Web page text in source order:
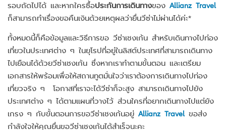
รอบถัดไปได้ และหากใครซื้อประกันการเดินทางของ Allianz Travel
ก็สามารถทำเรื่องขอคืนเงินด้วยเหตุผลว่ายื่นวีซ่าไม่ผ่านได้ค่ะ*
ทั้งหมดนี้ก็คือข้อมูลและวิธีการขอ วีซ่าเชงเก้น สำหรับเดินทางไปท่อง
เที่ยวในประเทศต่าง ๆ ในยุโรปที่อยู่ในลิสต์ประเทศที่สามารถเดินทาง
ไปเยือนได้ด้วยวีซ่าเชงเก้น ซึ่งหากเราทำตามขั้นตอน และเตรียม
เอกสารให้พร้อมเพื่อให้สถานทูตมั่นใจว่าเราต้องการเดินทางไปท่อง
เที่ยวจริง ๆ โอกาสที่เราจะได้วีซ่าก็จะสูง สามารถเดินทางไปยัง
ประเทศต่าง ๆ ได้ตามแผนที่วางไว้ ส่วนใครที่อยากเดินทางไปแต่ยัง
เกรง ๆ กับขั้นตอนการขอวีซ่าเชงเก้นอยู่ Allianz Travel ขอส่ง
กำลังใจให้คุณยื่นขอวีซ่าเชงเก้นได้สำเร็จนะคะ